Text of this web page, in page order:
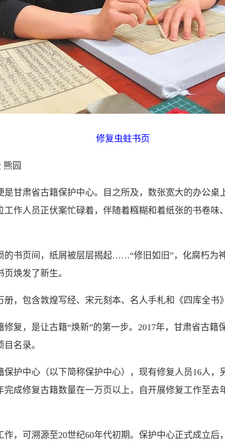
修复虫蛀书页
园
肃省古籍保护中心。目之所及，数张宽大的办公桌
工作人员正伏案忙碌着，伴随着糨糊和着纸张的书卷味
书页间，纸屑被层层揭起……“修旧如旧”，化腐朽为
焕发了新生。
包含敦煌写经、宋元刻本、名人手札和《四库全书
，是让古籍“焕新”的第一步。2017年，甘肃省古籍
名录。
护中心（以下简称保护中心），现有修复人员16人，
成修复古籍数量在一万页以上，自开展修复工作至去
可溯源至20世纪60年代初期。保护中心正式成立后